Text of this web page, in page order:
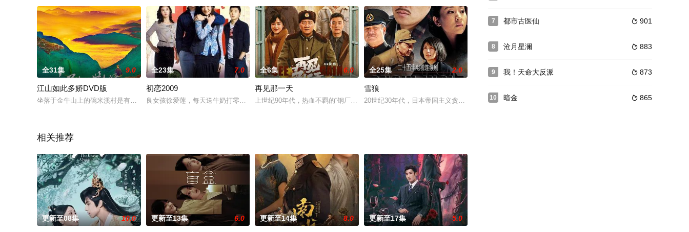
全31集 9.0
江山如此多娇DVD版
坐落于金牛山上的碗米溪村是有名的贫困村，这里人均耕地不足6分，自然条件恶劣，交通闭塞，生活水平十分落后。2016年，庸城县坐龙滩镇副镇长、优
全23集 7.0
初恋2009
良女孩徐爱莲，每天送牛奶打零工，她和姥姥、妹妹相依为命；日子虽然过得清苦但徐爱莲依然有梦想，那就是将来要成为一名色彩搭配专家。 在开往北京的
全6集 6.0
再见那一天
上世纪90年代，热血不羁的“钢厂大院才子”胡广来，跟刚调来的社区民警老公安全党愿，惺惺相惜情同弟兄。因姐姐胡芳被流氓强暴，胡广来激愤下
全25集 2.0
雪狼
20世纪30年代，日本帝国主义贪婪的魔爪伸向古老的中华大地，它扶植早已逊位的溥仪为傀儡，在满洲里建
相关推荐
更新至08集 10.0 更新至13集 6.0 更新至14集 8.0 更新至17集 5.0
7  901
都市古医仙
8  883
沧月星澜
9  873
我！天命大反派
10  865
暗金